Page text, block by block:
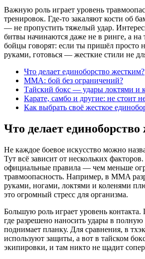
Важную роль играет уровень
тренировок. Где-то закаляют кости об
— не пропустить тяжелый удар.
битвы начинаются даже не в ринге, а
бойцы говорят: если ты пришёл просто
руками, готовься — жесткие стили не
Что делает единоборство жестким?
MMA: бой без ограничений?
Тайский бокс — удары локтями и
Карате, самбо и другие: не стоит
Как выбрать своё жесткое
Что делает
Не каждое боевое искусство можно
Тут всё зависит от нескольких
официальные правила — чем меньше
травмоопасность. Например, в MMA
руками, ногами, локтями и коленями
это огромный стресс для организма.
Большую роль играет уровень
где разрешено наносить удары в
поднимает планку. Для сравнения, в
используют защиты, а вот в тайском
экипировки, и там никто не щадит